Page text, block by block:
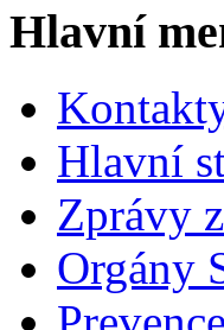
Hlavní
Hlavní
Zprávy
Orgány